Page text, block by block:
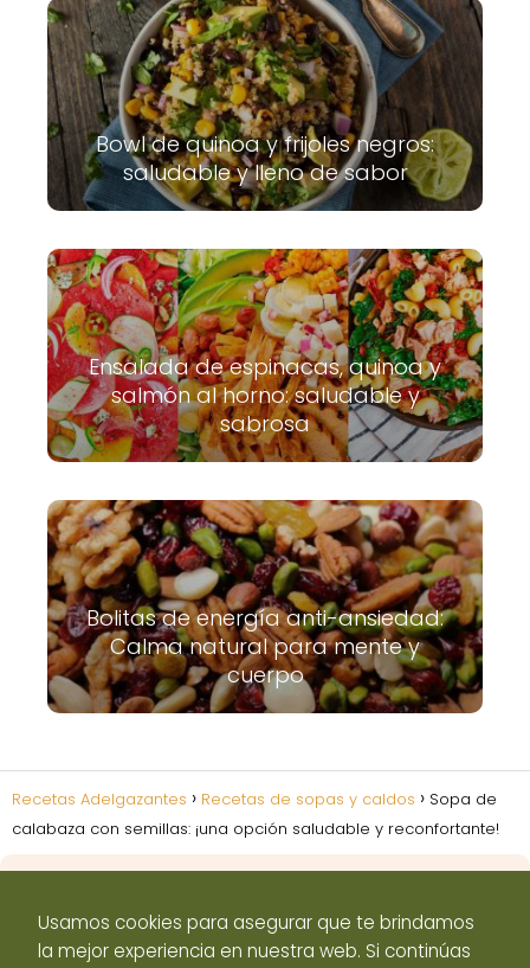
Bowl de quinoa y frijoles negros:
saludable y lleno de sabor
Ensalada de espinacas, quinoa y
salmón al horno: saludable y
sabrosa
Bolitas de energía anti-ansiedad:
Calma natural para mente y
cuerpo
Recetas Adelgazantes Recetas de sopas y caldos
Sopa de
calabaza con semillas: ¡una opción saludable y reconfortante!
Usamos cookies para asegurar que te brindamos
la mejor experiencia en nuestra web. Si continúas